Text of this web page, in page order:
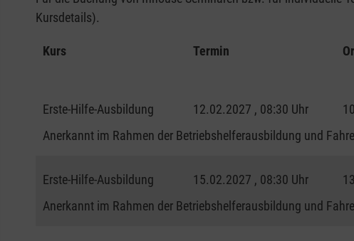
Kursdetails).
Kurs Termin
Erste-Hilfe-Ausbildung 12.02.2027 , 08:30 Uhr
Anerkannt im Rahmen der Betriebshelferausbildung und
Erste-Hilfe-Ausbildung 15.02.2027 , 08:30 Uhr
Anerkannt im Rahmen der Betriebshelferausbildung und